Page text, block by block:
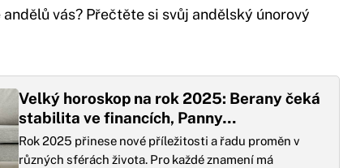
vás? Přečtěte si svůj andělský únorový
Velký horoskop na rok 2025: Berany čeká
stabilita ve financích, Panny…
Rok 2025 přinese nové příležitosti a řadu proměn v
různých sférách života. Pro každé znamení má